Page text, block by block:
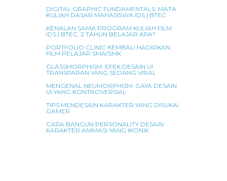
DIGITAL GRAPHIC FUNDAMENTALS: MATA
KULIAH DASAR MAHASISWA IDS | BTEC
KENALAN SAMA PROGRAM KULIAH FILM
IDS | BTEC, 2 TAHUN BELAJAR APA?
PORTFOLIO CLINIC KEMBALI HADIRKAN
FILM PELAJAR SMA/SMK
GLASSMORPHISM: EFEK DESAIN UI
TRANSPARAN YANG SEDANG VIRAL
MENGENAL NEUMORPHISM: GAYA DESAIN
UI YANG KONTROVERSIAL
TIPS MENDESAIN KARAKTER YANG DISUKAI
GAMER
CARA BANGUN PERSONALITY DESAIN
KARAKTER ANIMASI YANG IKONIK